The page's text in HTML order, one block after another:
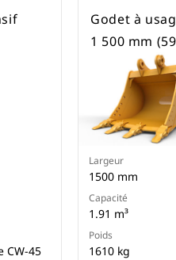
CW-45
Godet à
1 500 mm
Largeur
1500 mm
Capacité
1.91 m³
Poids
1610 kg